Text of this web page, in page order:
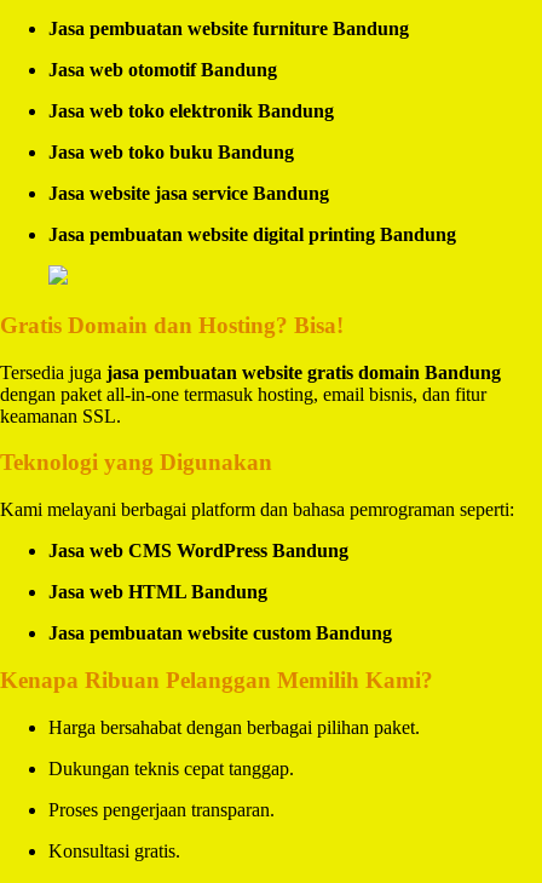
Jasa pembuatan website furniture Bandung
Jasa web otomotif Bandung
Jasa web toko elektronik Bandung
Jasa web toko buku Bandung
Jasa website jasa service Bandung
Jasa pembuatan website digital printing Bandung
Gratis Domain dan Hosting? Bisa!
Tersedia juga jasa pembuatan website gratis domain Bandung
dengan paket all-in-one termasuk hosting, email bisnis, dan fitur
keamanan SSL.
Teknologi yang Digunakan
Kami melayani berbagai platform dan bahasa pemrograman seperti:
Jasa web CMS WordPress Bandung
Jasa web HTML Bandung
Jasa pembuatan website custom Bandung
Kenapa Ribuan Pelanggan Memilih Kami?
Harga bersahabat dengan berbagai pilihan paket.
Dukungan teknis cepat tanggap.
Proses pengerjaan transparan.
Konsultasi gratis.